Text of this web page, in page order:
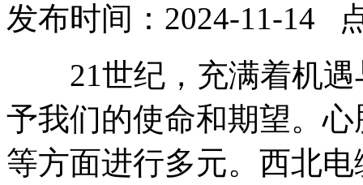
发布时间：2024-11-14
21世纪，充满着机遇
予我们的使命和期望。
等方面进行多元。西北